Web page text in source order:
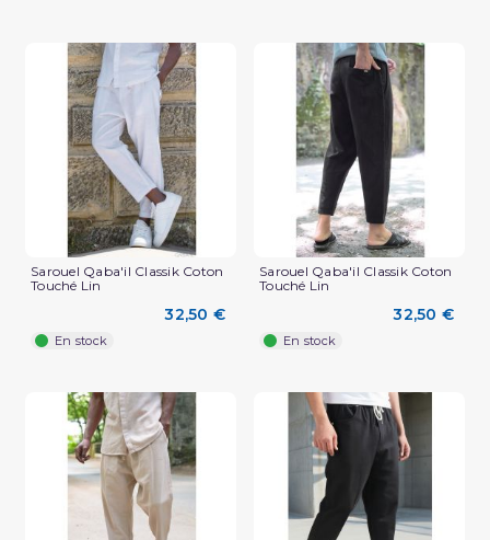
Sarouel Qaba'il Classik Coton
Touché Lin
32,50 €
En stock
Sarouel Qaba'il Classik Coton
Touché Lin
32,50 €
En stock